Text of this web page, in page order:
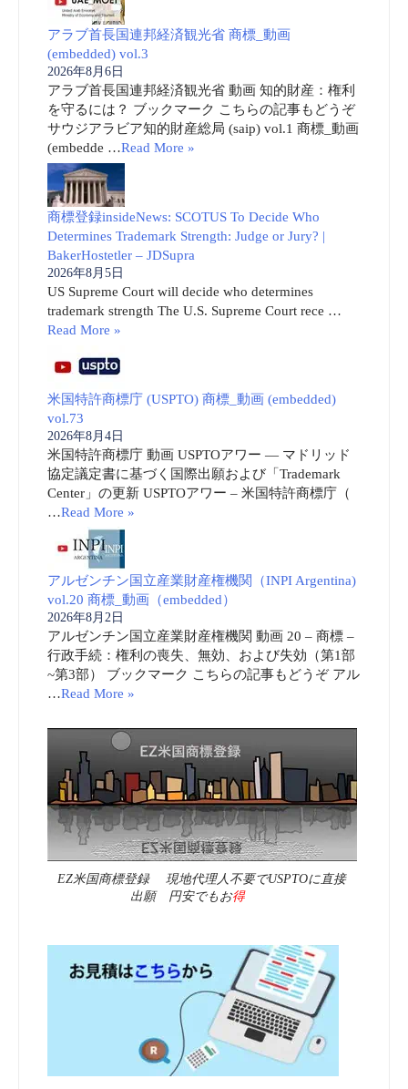
アラブ首長国連邦経済観光省 商標_動画
(embedded) vol.3
2026年8月6日
アラブ首長国連邦経済観光省 動画 知的財産：権利
を守るには？ ブックマーク こちらの記事もどうぞ
サウジアラビア知的財産総局 (saip) vol.1 商標_動画
(embedde …Read More »
商標登録insideNews: SCOTUS To Decide Who
Determines Trademark Strength: Judge or Jury? |
BakerHostetler – JDSupra
2026年8月5日
US Supreme Court will decide who determines
trademark strength The U.S. Supreme Court rece …
Read More »
米国特許商標庁 (USPTO) 商標_動画 (embedded)
vol.73
2026年8月4日
米国特許商標庁 動画 USPTOアワー ― マドリッド
協定議定書に基づく国際出願および「Trademark
Center」の更新 USPTOアワー – 米国特許商標庁（
…Read More »
アルゼンチン国立産業財産権機関（INPI Argentina)
vol.20 商標_動画（embedded）
2026年8月2日
アルゼンチン国立産業財産権機関 動画 20 – 商標 –
行政手続：権利の喪失、無効、および失効（第1部
~第3部） ブックマーク こちらの記事もどうぞ アル
…Read More »
EZ米国商標登録 現地代理人不要でUSPTOに直接
出願 円安でもお得